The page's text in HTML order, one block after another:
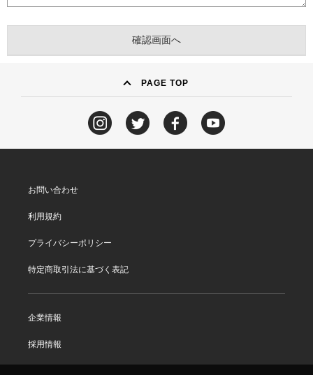
PAGE TOP
お問い合わせ
利用規約
プライバシーポリシー
特定商取引法に基づく表記
企業情報
採用情報